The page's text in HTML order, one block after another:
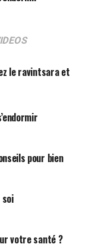
le ravintsara et
pour bien
votre santé ?